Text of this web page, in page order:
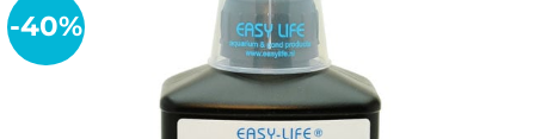
-40%